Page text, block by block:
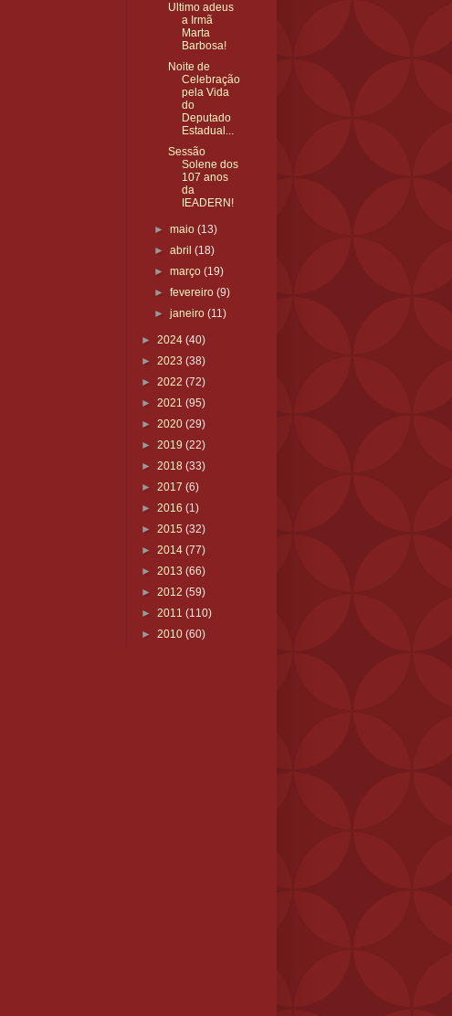
Ultimo adeus
a Irmã
Marta
Barbosa!
Noite de
Celebração
pela Vida
do
Deputado
Estadual...
Sessão
Solene dos
107 anos
da
IEADERN!
►maio(13)
►abril(18)
►março(19)
►fevereiro(9)
►janeiro(11)
► 2024 (40)
► 2023 (38)
► 2022 (72)
► 2021 (95)
► 2020 (29)
► 2019 (22)
► 2018 (33)
► 2017 (6)
► 2016 (1)
► 2015 (32)
► 2014 (77)
► 2013 (66)
► 2012 (59)
► 2011 (110)
► 2010 (60)